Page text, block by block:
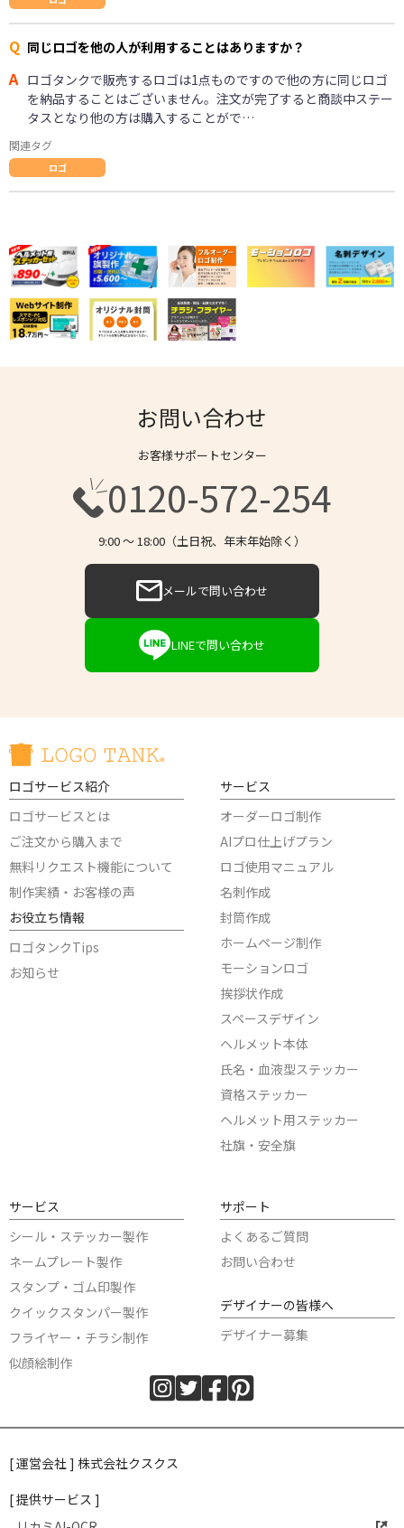
Q 同じロゴを他の人が利用することはありますか？
A ロゴタンクで販売するロゴは1点ものですので他の方に同じロゴ
を納品することはございません。注文が完了すると商談中ステー
タスとなり他の方は購入することがで…
関連タグ
ロゴ
お問い合わせ
お客様サポートセンター
0120-572-254
9:00 〜 18:00（土日祝、年末年始除く）
メールで問い合わせ
LINEで問い合わせ
ロゴサービス紹介
ロゴサービスとは
ご注文から購入まで
無料リクエスト機能について
制作実績・お客様の声
お役立ち情報
ロゴタンクTips
お知らせ
サービス
オーダーロゴ制作
AIプロ仕上げプラン
ロゴ使用マニュアル
名刺作成
封筒作成
ホームページ制作
モーションロゴ
挨拶状作成
スペースデザイン
ヘルメット本体
氏名・血液型ステッカー
資格ステッカー
ヘルメット用ステッカー
社旗・安全旗
サービス
シール・ステッカー製作
ネームプレート製作
スタンプ・ゴム印製作
クイックスタンパー製作
フライヤー・チラシ制作
似顔絵制作
サポート
よくあるご質問
お問い合わせ
デザイナーの皆様へ
デザイナー募集
[ 運営会社 ] 株式会社クスクス
[ 提供サービス ]